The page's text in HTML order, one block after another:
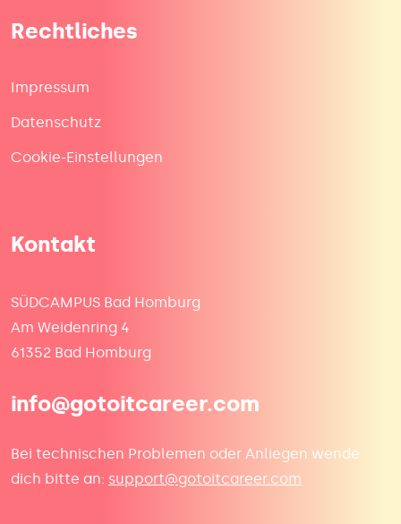
Rechtliches
Impressum
Datenschutz
Cookie-Einstellungen
Kontakt
SÜDCAMPUS Bad Homburg
Am Weidenring 4
61352 Bad Homburg
info@gotoitcareer.com
Bei technischen Problemen oder Anliegen wende
dich bitte an: support@gotoitcareer.com